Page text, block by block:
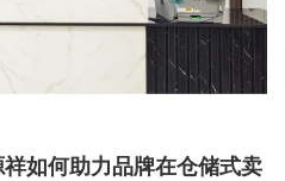
如何助力品牌在仓储式卖